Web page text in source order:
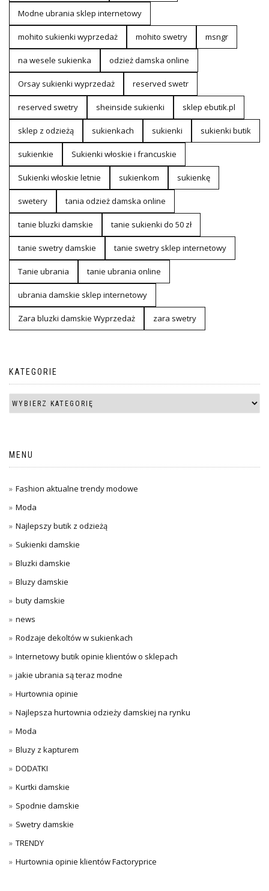
Modne ubrania sklep internetowy
mohito sukienki wyprzedaż mohito swetry msngr
na wesele sukienka odzież damska online
Orsay sukienki wyprzedaż reserved swetr
reserved swetry sheinside sukienki sklep ebutik.pl
sklep z odzieżą sukienkach sukienki sukienki butik
sukienkie Sukienki włoskie i francuskie
Sukienki włoskie letnie sukienkom sukienkę
swetery tania odzież damska online
tanie bluzki damskie tanie sukienki do 50 zł
tanie swetry damskie tanie swetry sklep internetowy
Tanie ubrania tanie ubrania online
ubrania damskie sklep internetowy
Zara bluzki damskie Wyprzedaż zara swetry
KATEGORIE
MENU
Fashion aktualne trendy modowe
Moda
Najlepszy butik z odzieżą
Sukienki damskie
Bluzki damskie
Bluzy damskie
buty damskie
news
Rodzaje dekoltów w sukienkach
Internetowy butik opinie klientów o sklepach
jakie ubrania są teraz modne
Hurtownia opinie
Najlepsza hurtownia odzieży damskiej na rynku
Moda
Bluzy z kapturem
DODATKI
Kurtki damskie
Spodnie damskie
Swetry damskie
TRENDY
Hurtownia opinie klientów Factoryprice